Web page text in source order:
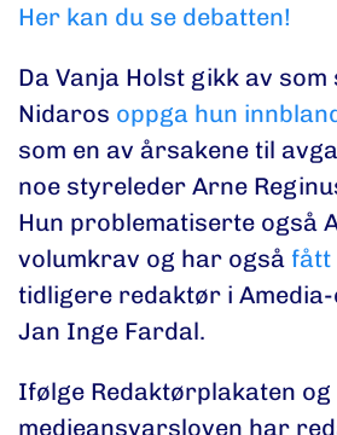
Her kan du se debatten!
Da Vanja Holst gikk av
Nidaros oppga hun
som en av årsakene til
noe styreleder Arne
Hun problematiserte også
volumkrav og har også fått
tidligere redaktør i Amedia-
Jan Inge Fardal.
Ifølge Redaktørplakaten og
medieansvarsloven har